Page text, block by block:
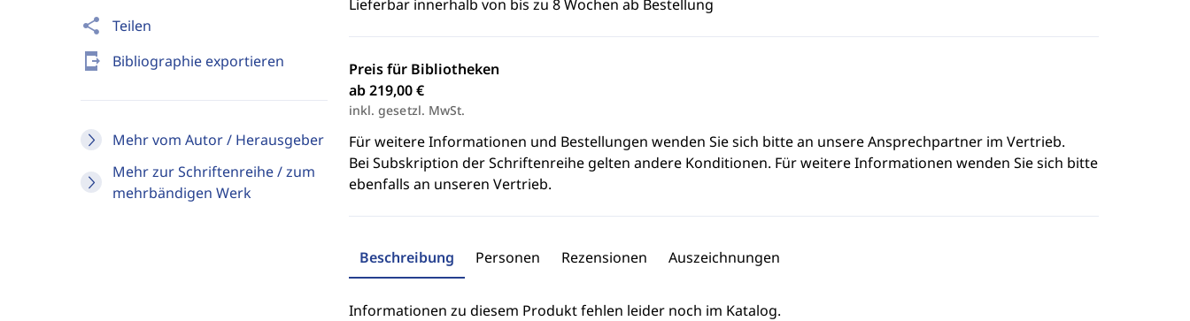
share Teilen
send_to_mobile Bibliographie exportieren
Mehr vom Autor / Herausgeber
Mehr zur Schriftenreihe / zum
mehrbändigen Werk
Lieferbar innerhalb von bis zu 8 Wochen ab Bestellung
Preis für Bibliotheken
ab 219,00 €
inkl. gesetzl. MwSt.
Für weitere Informationen und Bestellungen wenden Sie sich bitte an unsere Ansprechpartner im Vertrieb.
Bei Subskription der Schriftenreihe gelten andere Konditionen. Für weitere Informationen wenden Sie sich bitte
ebenfalls an unseren Vertrieb.
Beschreibung Personen Rezensionen Auszeichnungen
Informationen zu diesem Produkt fehlen leider noch im Katalog.